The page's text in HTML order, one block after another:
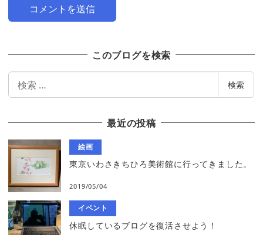
このブログを検索
索
検索
最近の投稿
絵画
東京いわさきちひろ美術館に行ってきました。
2019/05/04
イベント
休眠しているブログを復活させよう！